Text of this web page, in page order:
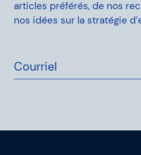
articles préférés, de nos
nos idées sur la stratégie
Courriel